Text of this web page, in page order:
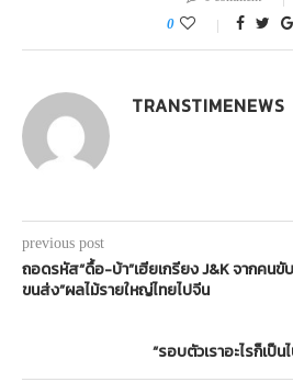
0
TRANSTIMENEWS
previous post
ถอดรหัส“ดื้อ-บ้า”เฮียเกรียง J&K จากคนขั
ขนส่ง”ผลไม้รายใหญ่ไทยไปจีน
“รอบตัวเราอะไรก็เป็